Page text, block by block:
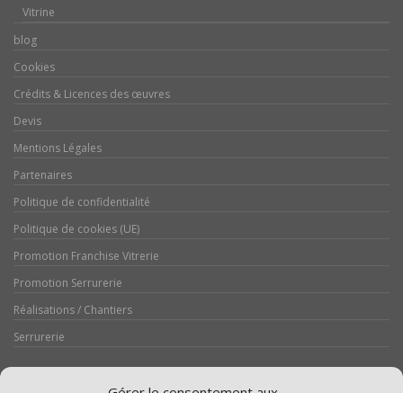
Vitrine
blog
Cookies
Crédits & Licences des œuvres
Devis
Mentions Légales
Partenaires
Politique de confidentialité
Politique de cookies (UE)
Promotion Franchise Vitrerie
Promotion Serrurerie
Réalisations / Chantiers
Serrurerie